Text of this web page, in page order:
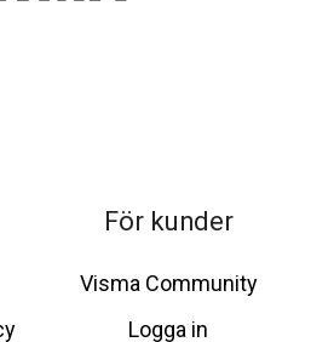
För kunder
Visma Community
Logga in